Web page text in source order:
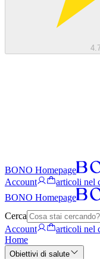
BONO Homepage
Account
articoli nel
BONO Homepage
Cerca
Account
articoli nel
Home
Obiettivi di salute